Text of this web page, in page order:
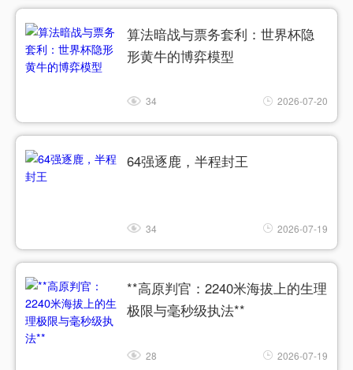
算法暗战与票务套利：世界杯隐
形黄牛的博弈模型
34 2026-07-20
64强逐鹿，半程封王
34 2026-07-19
**高原判官：2240米海拔上的生理
极限与毫秒级执法**
28 2026-07-19